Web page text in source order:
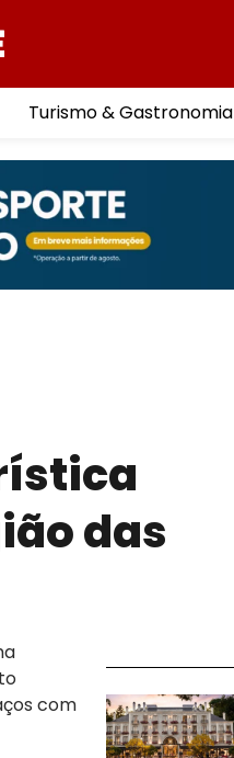
Turismo & Gastronomia
das
com